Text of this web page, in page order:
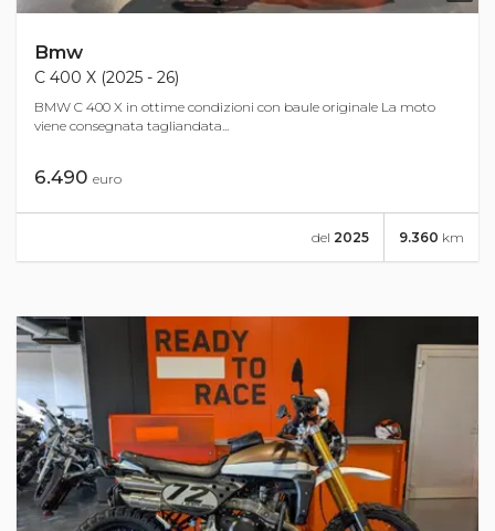
Bmw
C 400 X (2025 - 26)
BMW C 400 X in ottime condizioni con baule originale La moto
viene consegnata tagliandata...
6.490 euro
9.360 km
del 2025